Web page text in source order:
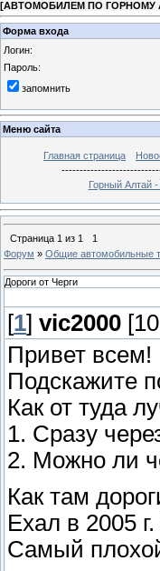
[АВТОМОБИЛЕМ ПО ГОРНОМУ
Форма входа
Логин:
Пароль:
запомнить
Меню сайта
Главная страница
Горный Алтай
Страница 1 из 1
1
Форум » Общие автомобильные
Дороги от Черги
[1] vic2000
Привет всем!
Подскажите
Как от туда
1. Сразу
2. Можно ли
Как там
Ехал в 2005
Самый